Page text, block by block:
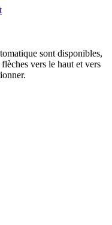
sont disponibles,
vers le haut et vers